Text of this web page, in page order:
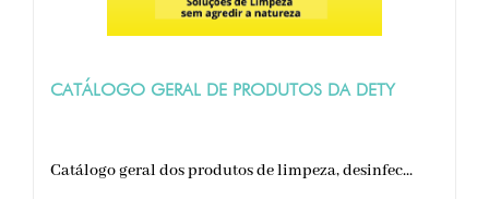
CATÁLOGO GERAL DE PRODUTOS DA DETY
Catálogo geral dos produtos de limpeza, desinfec...